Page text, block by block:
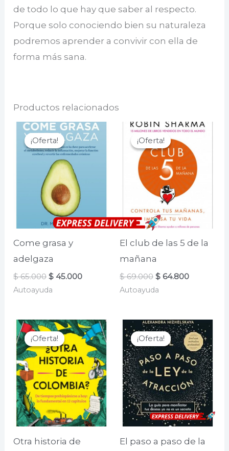
de todo lo que hay que saber al respecto.
Porque solo conociendo bien su naturaleza
podremos aprender a convivir con ella de
forma más sana.
Productos relacionados
¡Oferta!
¡Oferta!
Come grasa y
adelgaza
$65.000 El
original
$ 45.000El
Autoayuda
¡Oferta!
¡Oferta!
El club de las 5 de la
mañana
$69.000 El
original
$ 64.800El
Autoayuda
¡Oferta!
¡Oferta!
Otra historia de
¡Oferta!
¡Oferta!
El paso a paso de la